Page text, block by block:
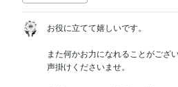
お役に立てて嬉しいです。
また何かお力になれることがござ
声掛けくださいませ。